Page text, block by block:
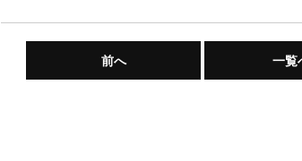
前へ 一覧